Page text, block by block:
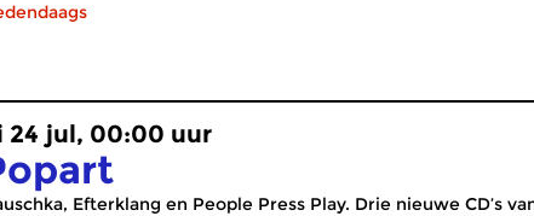
24 jul, 00:00 uur
Efterklang en People Press Play. Drie nieuwe CD’s